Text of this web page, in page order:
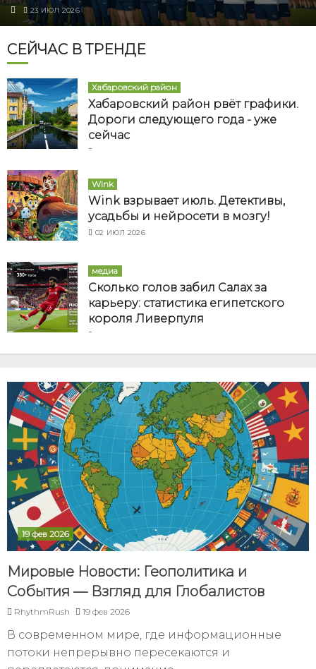
23 ИЮЛ 2026
СЕЙЧАС В ТРЕНДЕ
Хабаровский район
Хабаровский район рвёт графики.
Дороги следующего года - уже
сейчас
Wink
Wink взрывает июль. Детективы,
усадьбы и нейросети в мозгу!
02 ИЮЛ 2026
медиа
Сколько голов забил Салах за
карьеру: статистика египетского
короля Ливерпуля
19 фев 2026
Мировые Новости: Геополитика и
События — Взгляд для Глобалистов
RhythmRush 19 фев 2026
В современном мире, где информационные
потоки непрерывно пересекаются и